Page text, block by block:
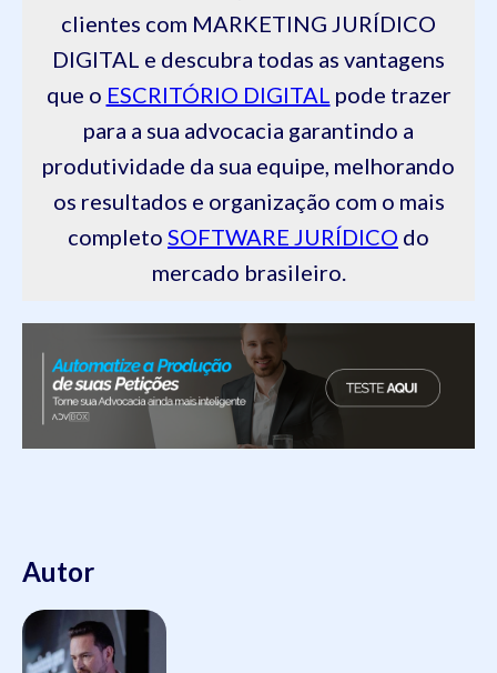
clientes com MARKETING JURÍDICO
DIGITAL e descubra todas as vantagens
que o ESCRITÓRIO DIGITAL pode trazer
para a sua advocacia garantindo a
produtividade da sua equipe, melhorando
os resultados e organização com o mais
completo SOFTWARE JURÍDICO do
mercado brasileiro.
Autor